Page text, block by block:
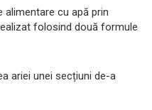
alimentare cu apă prin
folosind două formule
ariei unei secțiuni de-a